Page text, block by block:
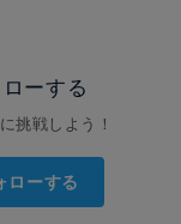
ーする
挑戦しよう！
ローする